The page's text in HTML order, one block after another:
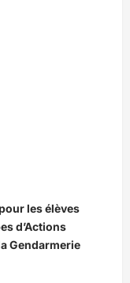
les élèves
d’Actions
Gendarmerie